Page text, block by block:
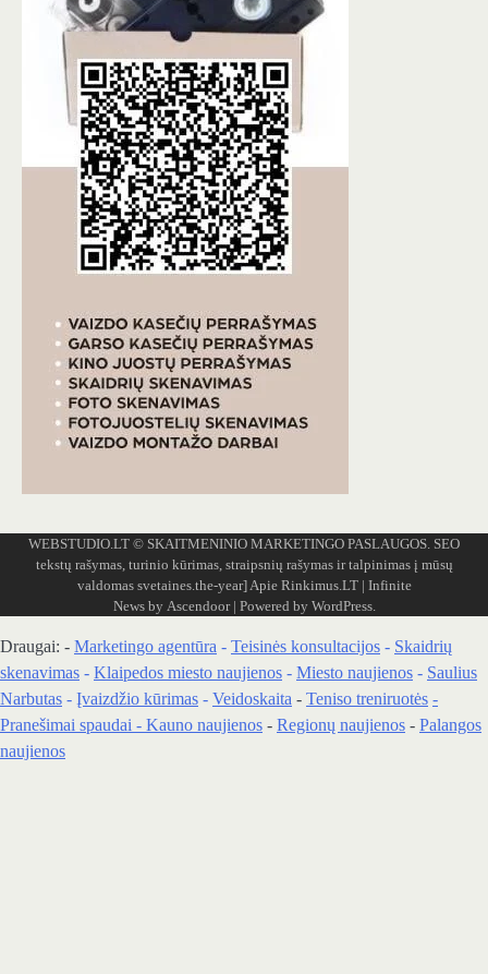
WEBSTUDIO.LT © SKAITMENINIO MARKETINGO PASLAUGOS. SEO
tekstų rašymas, turinio kūrimas, straipsnių rašymas ir talpinimas į mūsų
valdomas svetaines.the-year] Apie Rinkimus.LT| Infinite
News by Ascendoor| Powered by WordPress.
Draugai: - Marketingo agentūra - Teisinės konsultacijos - Skaidrių
skenavimas - Klaipedos miesto naujienos - Miesto naujienos - Saulius
Narbutas - Įvaizdžio kūrimas - Veidoskaita - Teniso treniruotės -
Pranešimai spaudai - Kauno naujienos - Regionų naujienos - Palangos
naujienos